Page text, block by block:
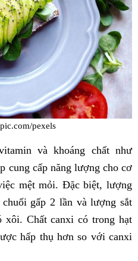
pexels
và khoáng chất như
cung cấp năng lượng cho cơ
mệt mỏi. Đặc biệt, lượng
gấp 2 lần và lượng sắt
Chất canxi có trong hạt
hấp thụ hơn so với canxi